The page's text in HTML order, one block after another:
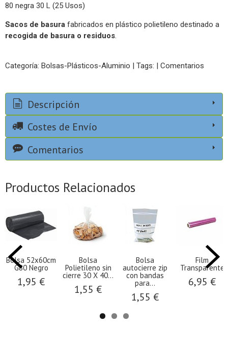
80 negra 30 L (25 Usos)
Sacos de basura fabricados en plástico polietileno destinado a
recogida de basura o residuos
Categoría: Bolsas-Plásticos-Aluminio | Tags: | Comentarios
Descripción
Costes de Envío
Comentarios
Productos Relacionados
Bolsa 52x60cm
G80 Negro
1,95 €
Bolsa
Polietileno sin
cierre 30 X 40...
1,55 €
Bolsa
autocierre zip
con bandas
para...
1,55 €
Film
Transparente
6,95 €